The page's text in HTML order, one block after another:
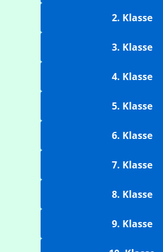
2. Klasse
3. Klasse
4. Klasse
5. Klasse
6. Klasse
7. Klasse
8. Klasse
9. Klasse